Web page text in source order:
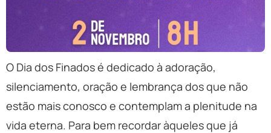
O Dia dos Finados é dedicado à adoração,
silenciamento, oração e lembrança dos que não
estão mais conosco e contemplam a plenitude na
vida eterna. Para bem recordar àqueles que já